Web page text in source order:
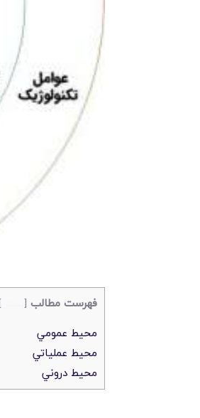
فهرست مطالب [ بستن
محيط عمومي
محيط عملياتي
محيط دروني